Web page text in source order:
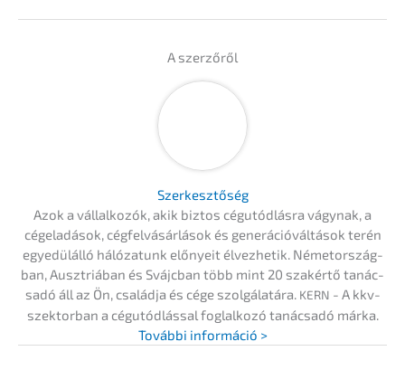
A szerzőről
Szerkesz­tő­ség
Azok a vállal­ko­zók, akik biztos cégutód­lás­ra vágynak, a
cégela­dá­sok, cégfel­vá­sár­lá­sok és generá­ció­vál­tá­sok terén
egyedülál­ló hálóza­tunk előny­eit élvez­he­tik. Németor­szág­
ban, Ausztriá­ban és Svájc­ban több mint 20 szakértő tanác­
sa­dó áll az Ön, család­ja és cége szolgá­la­tá­ra. KERN - A kkv-
szektor­ban a cégutód­lás­sal foglal­ko­zó tanác­sa­dó márka.
Továb­bi információ >